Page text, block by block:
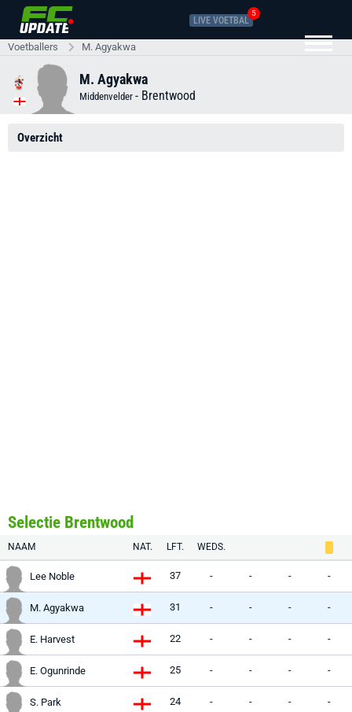
LIVE VOETBAL
5
Voetballers M. Agyakwa
M. Agyakwa
Middenvelder - Brentwood
Overzicht
Selectie Brentwood
NAAM NAT. LFT. WEDS.
Lee Noble 37 - - - -
M. Agyakwa 31 - - - -
E. Harvest 22 - - - -
E. Ogunrinde 25 - - - -
S. Park 24 - - - -